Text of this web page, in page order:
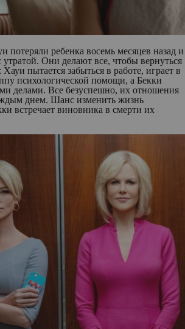
потеряли ребенка восемь месяцев назад и
утратой. Они делают все, чтобы вернуться
пытается забыться в работе, играет в
психологической помощи, а Бекки
делами. Все безуспешно, их отношения
днем. Шанс изменить жизнь
встречает виновника в смерти их